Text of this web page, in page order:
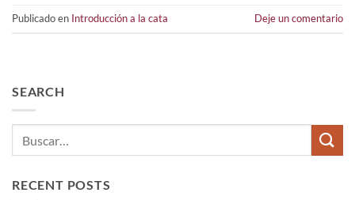
Publicado en Introducción a la cata Deje un comentario
SEARCH
RECENT POSTS